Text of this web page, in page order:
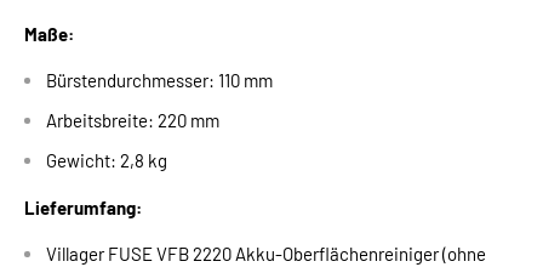
Maße:
Bürstendurchmesser: 110 mm
Arbeitsbreite: 220 mm
Gewicht: 2,8 kg
Lieferumfang:
Villager FUSE VFB 2220 Akku-Oberflächenreiniger (ohne